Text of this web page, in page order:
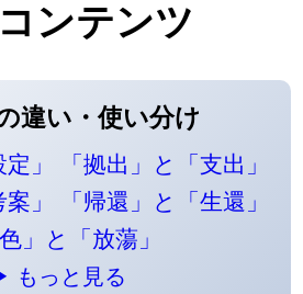
ンテンツ
違い・使い分け
」
「拠出」と「支出」
」
「帰還」と「生還」
」と「放蕩」
もっと見る